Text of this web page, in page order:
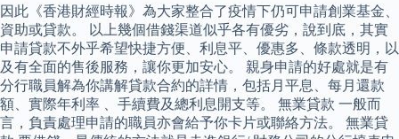
因此《香港財經時報》為大家整合了疫情下仍可申請創業基金、
資助或貸款。 以上幾個借錢渠道似乎各有優劣，說到底，其實
申請貸款不外乎希望快捷方便、利息平、優惠多、條款透明，以
及有全面的售後服務，讓你更加安心。 親身申請的好處就是有
分行職員解為你講解貸款合約的詳情，包括月平息、每月還款
額、實際年利率 、手續費及總利息開支等。 無業貸款 一般而
言，負責處理申請的職員亦會給予你卡片或聯絡方法。 無業貸